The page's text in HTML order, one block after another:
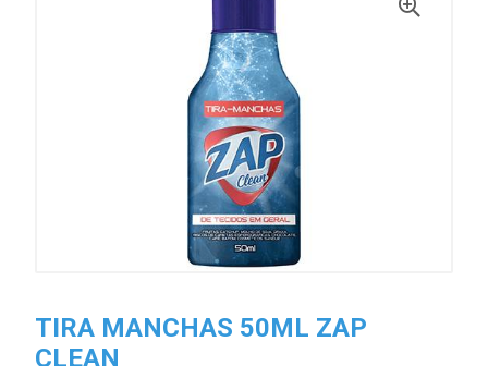
TIRA MANCHAS 50ML ZAP
CLEAN